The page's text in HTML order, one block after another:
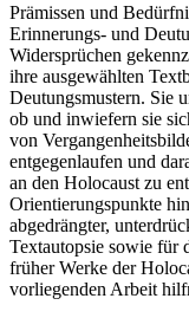
Prämissen und
Erinnerungs- und
Widersprüchen
ihre ausgewählten
Deutungsmustern. Sie
ob und inwiefern sie
von
entgegenlaufen und
an den Holocaust zu
Orientierungspunkte
abgedrängter,
Textautopsie sowie für
früher Werke der
vorliegenden Arbeit